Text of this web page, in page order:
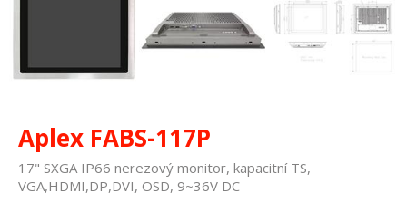
Aplex FABS-117P
17" SXGA IP66 nerezový monitor, kapacitní TS,
VGA,HDMI,DP,DVI, OSD, 9~36V DC